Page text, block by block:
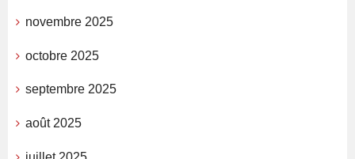
novembre 2025
octobre 2025
septembre 2025
août 2025